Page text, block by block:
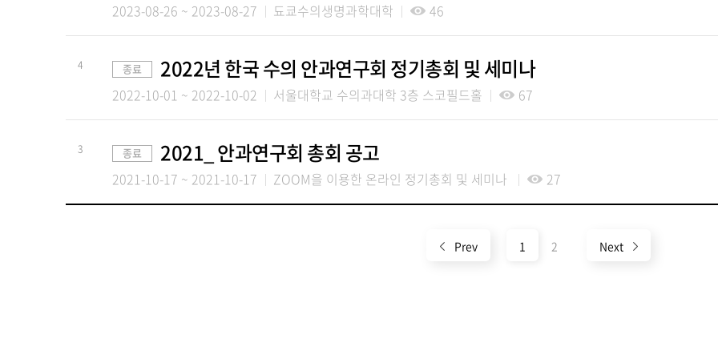
2023-08-26 ~ 2023-08-27 됴쿄수의생명과학대학 46
4 종료 2022년 한국 수의 안과연구회 정기총회 및 세미나
2022-10-01 ~ 2022-10-02 서울대학교 수의과대학 3층 스코필드홀 67
3 종료 2021_ 안과연구회 총회 공고
2021-10-17 ~ 2021-10-17 ZOOM을 이용한 온라인 정기총회 및 세미나 27
Prev 1 2 Next